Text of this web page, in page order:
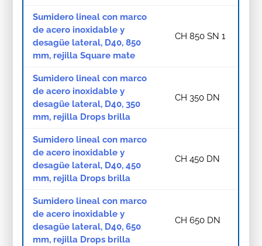
Sumidero lineal con marco
de acero inoxidable y
desagüe lateral, D40, 850
mm, rejilla Square mate
CH 850 SN 1
Sumidero lineal con marco
de acero inoxidable y
desagüe lateral, D40, 350
mm, rejilla Drops brilla
CH 350 DN
Sumidero lineal con marco
de acero inoxidable y
desagüe lateral, D40, 450
mm, rejilla Drops brilla
CH 450 DN
Sumidero lineal con marco
de acero inoxidable y
desagüe lateral, D40, 650
mm, rejilla Drops brilla
CH 650 DN